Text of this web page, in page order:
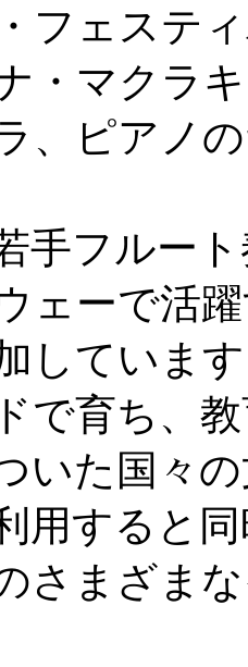
フェステ
・マクラ
、ピアノ
手フルー
ェーで活
していま
で育ち、教
いた国々
用すると
さまざま